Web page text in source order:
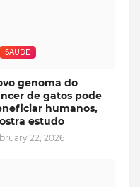
SAUDE
genoma do
de gatos pode
humanos,
estudo
22, 2026